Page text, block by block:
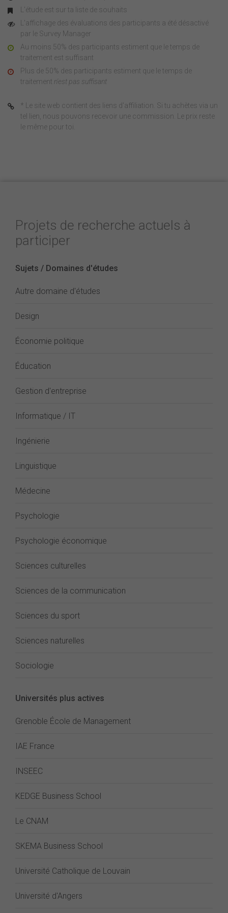
L'étude est sur ta liste de souhaits
L'affichage des évaluations des participants a été désactivé
par le Survey Manager
Au moins 50% des participants estiment que le temps de
traitement est suffisant
Plus de 50% des participants estiment que le temps de
traitement n'est pas suffisant
* Le site web contient des liens d'affiliation. Si tu achètes via un
tel lien, nous pouvons recevoir une commission. Le prix reste
le même pour toi.
Projets de recherche actuels à
participer
Sujets / Domaines d'études
Autre domaine d'études
Design
Économie politique
Éducation
Gestion d'entreprise
Informatique / IT
Ingénierie
Linguistique
Médecine
Psychologie
Psychologie économique
Sciences culturelles
Sciences de la communication
Sciences du sport
Sciences naturelles
Sociologie
Universités plus actives
Grenoble École de Management
IAE France
INSEEC
KEDGE Business School
Le CNAM
SKEMA Business School
Université Catholique de Louvain
Université d'Angers